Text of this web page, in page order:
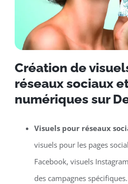
Création de
réseaux sociaux
numériques sur
Visuels pour réseaux
visuels pour les pages
Facebook, visuels
des campagnes spécifiques.